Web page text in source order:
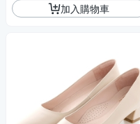
加入購物車